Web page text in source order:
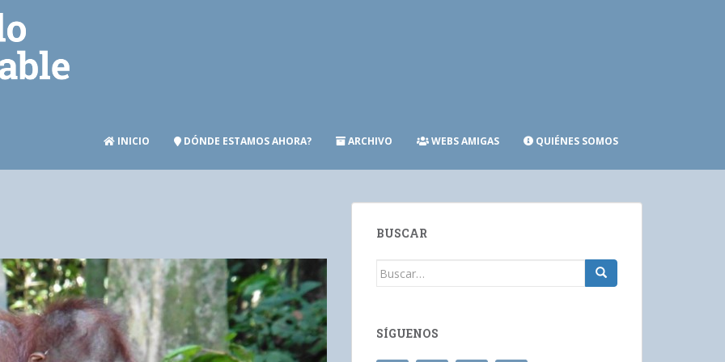
INICIO DÓNDE ESTAMOS AHORA? ARCHIVO WEBS AMIGAS QUIÉNES SOMOS
BUSCAR
Buscar:
SÍGUENOS